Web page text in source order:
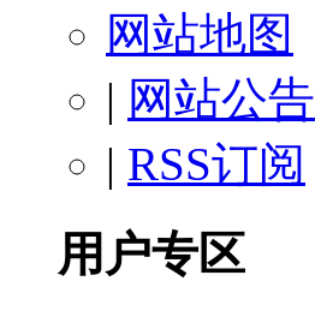
网站地图
| 网站公告
| RSS订阅
用户专区